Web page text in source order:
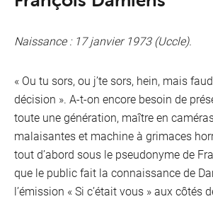
Naissance : 17 janvier 1973 (Uccle).
« Ou tu sors, ou j’te sors, hein, mais
décision ». A-t-on encore besoin de
toute une génération, maître en
malaisantes et machine à grimaces
tout d’abord sous le pseudonyme de
que le public fait la connaissance de
l’émission « Si c’était vous » aux côtés